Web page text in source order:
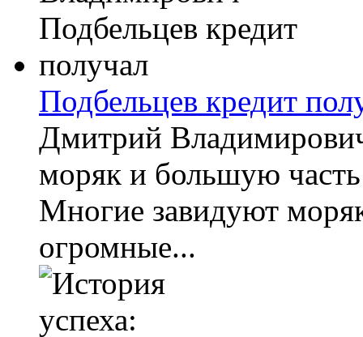
Подбельцев кредит
Дмитрий
моряк и большую
Многие завидуют
огромные...